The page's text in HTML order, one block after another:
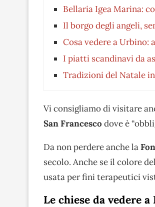
Bellaria Igea Marina:
Il borgo degli angeli,
Cosa vedere a Urbino:
I piatti scandinavi da
Tradizioni del Natale
Vi consigliamo di visitare
San Francesco dove è
Da non perdere anche la
secolo. Anche se il colore
usata per fini terapeutici
Le chiese da vedere a